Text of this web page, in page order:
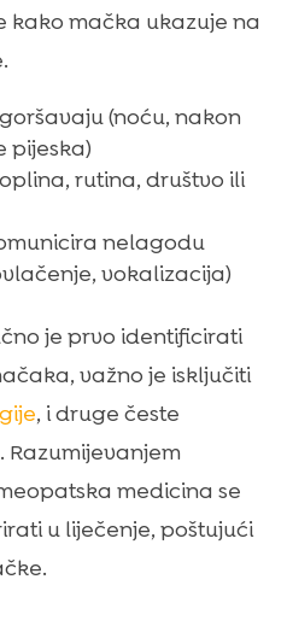
kako mačka ukazuje na
(noću, nakon
pijeska)
rutina, društvo ili
nelagodu
vokalizacija)
je prvo identificirati
važno je isključiti
, i druge česte
medicina se
u liječenje, poštujući